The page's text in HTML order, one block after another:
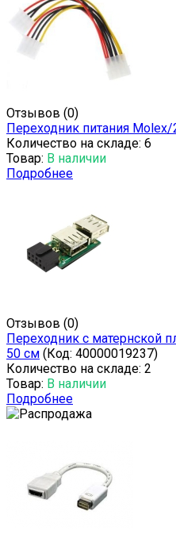
Отзывов (0)
Переходник питания
Количество на складе: 6
Товар: В наличии
Подробнее
Отзывов (0)
Переходник с матернской
50 см (Код: 40000019237)
Количество на складе: 2
Товар: В наличии
Подробнее